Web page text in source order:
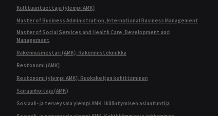
Kulttuurituottaja (ylempi AMK)
Master of Business Administration, International Business Management
Master of Social Services and Health Care, Development and
Management
Rakennusmestari (AMK), Rakennustekniikka
Restonomi (AMK)
Restonomi (ylempi AMK), Ruokaketjun kehittäminen
Sairaanhoitaja (AMK)
Sosiaali- ja terveysala ylempi AMK, Ikääntymisen asiantuntija